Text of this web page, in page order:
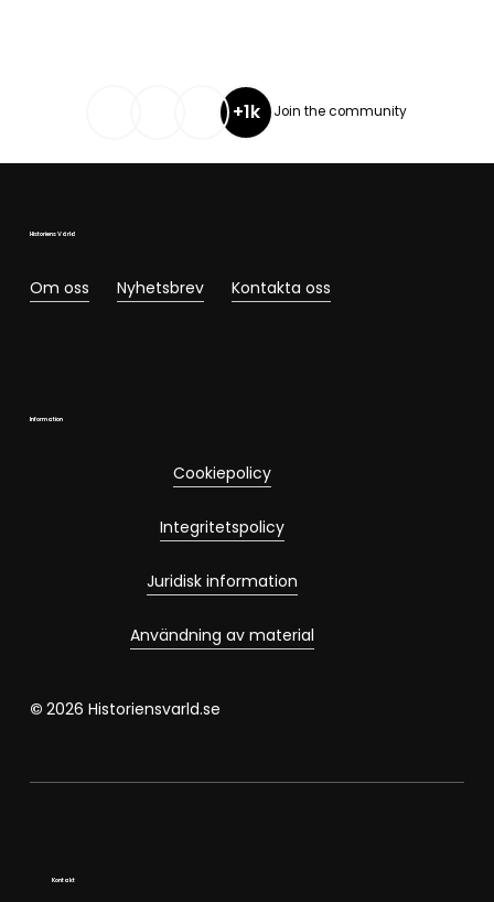
+1k Join the community
Historiens Värld
Om oss Nyhetsbrev Kontakta oss
Information
Cookiepolicy
Integritetspolicy
Juridisk information
Användning av material
© 2026 Historiensvarld.se
Kontakt